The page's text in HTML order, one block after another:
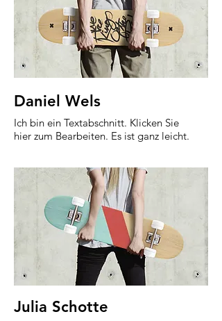
Daniel Wels
Ich bin ein Textabschnitt. Klicken Sie
hier zum Bearbeiten. Es ist ganz leicht.
Julia Schotte